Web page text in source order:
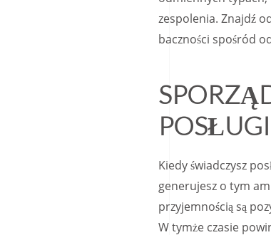
zespolenia. Znajdź
baczności spośród
Kiedy świadczysz
generujesz o tym
przyjemnością są
W tymże czasie